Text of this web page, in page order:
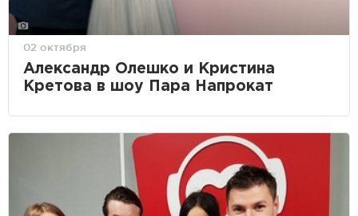
02 октября
Александр Олешко и Кристина
Кретова в шоу Пара Напрокат